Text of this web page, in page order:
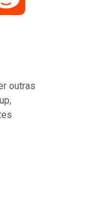
outras